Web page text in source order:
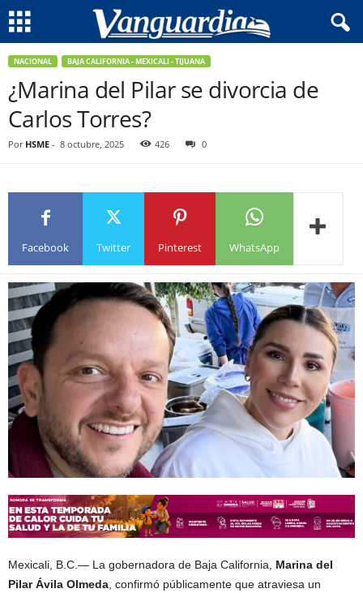
NACIONAL BAJA CALIFORNIA - MEXICALI - TIJUANA
¿Marina del Pilar se divorcia de
Carlos Torres?
Por HSME - 8 octubre, 2025 426 0
Facebook Twitter Pinterest WhatsApp
Mexicali, B.C.— La gobernadora de Baja California, Marina del
Pilar Ávila Olmeda, confirmó públicamente que atraviesa un